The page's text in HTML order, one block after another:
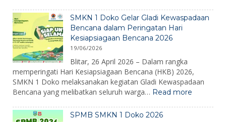
Ramah
2026:
Membangun
Karakter,
Mengenalkan
Lingkungan,
dan
Menumbuhkan
Semangat
Belajar
SMKN 1 Doko Gelar Gladi Kewaspadaan
Bencana dalam Peringatan Hari
Kesiapsiagaan Bencana 2026
19/06/2026
Blitar, 26 April 2026 – Dalam rangka
memperingati Hari Kesiapsiagaan Bencana (HKB) 2026,
SMKN 1 Doko melaksanakan kegiatan Gladi Kewaspadaan
Bencana yang melibatkan seluruh warga… Read more
1
SPMB SMKN 1 Doko 2026